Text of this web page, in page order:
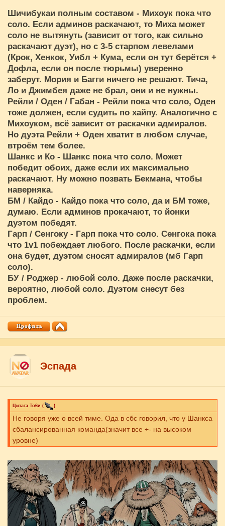
Шичибукаи полным составом - Михоук пока что
соло. Если админов раскачают, то Миха может
соло не вытянуть (зависит от того, как сильно
раскачают дуэт), но с 3-5 старпом левелами
(Крок, Хенкок, Уибл + Кума, если он тут берётся +
Дофла, если он после тюрьмы) уверенно
заберут. Мория и Багги ничего не решают. Тича,
Ло и Джимбея даже не брал, они и не нужны.
Рейли / Оден / Габан - Рейли пока что соло, Оден
тоже должен, если судить по хайпу. Аналогично с
Михоуком, всё зависит от раскачки адмиралов.
Но дуэта Рейли + Оден хватит в любом случае,
втроём тем более.
Шанкс и Ко - Шанкс пока что соло. Может
победит обоих, даже если их максимально
раскачают. Ну можно позвать Бекмана, чтобы
наверняка.
БМ / Кайдо - Кайдо пока что соло, да и БМ тоже,
думаю. Если админов прокачают, то йонки
дуэтом победят.
Гарп / Сенгоку - Гарп пока что соло. Сенгока пока
что 1v1 побеждает любого. После раскачки, если
она будет, дуэтом сносят адмиралов (мб Гарп
соло).
БУ / Роджер - любой соло. Даже после раскачки,
вероятно, любой соло. Дуэтом снесут без
проблем.
Эспада
Цитата То6и ( )
Не говоря уже о всей тиме. Ода в сбс говорил, что у Шанкса
сбалансированная команда(значит все +- на высоком
уровне)